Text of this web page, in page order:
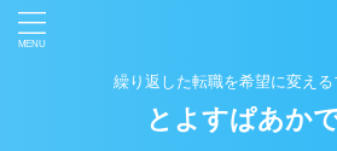
繰り返した転職を希望に変える
とよすぱあか